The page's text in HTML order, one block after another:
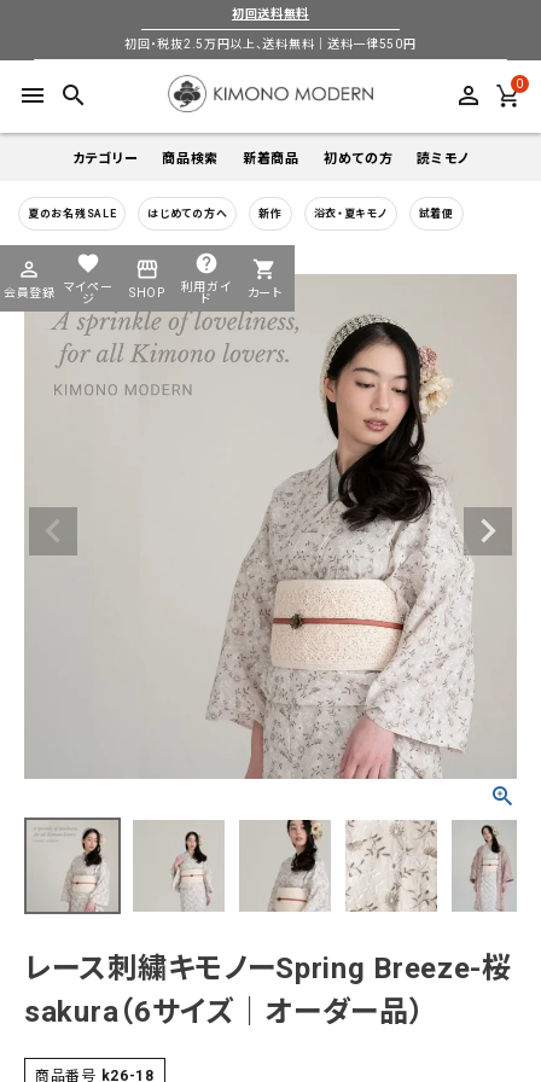
初回送料無料
初回・税抜2.5万円以上、送料無料｜送料一律550円
menu search perm_identity 0
カテゴリー
着物
帯
商品検索
キーワードから探す
search
季節から探す
夏 秋 冬
着物 小物
フォーマル
在庫有 アーカイブ商品 セール商品
素材から探す
正絹 木綿・麻 ポリエステル その他
価格から探す
0-5,000円 5,000-10,000円 10,000-20,000円
20,000-30,000円
新着商品 初めての方 読ミモノ
夏のお名残SALE はじめての方へ 新作 浴衣・夏キモノ 試着便
perm_identity
会員登録
favorite
マイペー
ジ
storefront
SHOP
help
利用ガイ
ド
shopping_cart
カート
ログイン
襦袢
小物
新作・キャンペーン
レース刺繍キモノーSpring Breeze-桜
sakura（6サイズ｜オーダー品）
商品番号 k26-18